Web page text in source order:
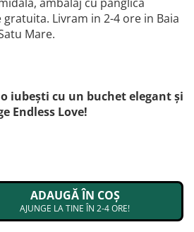
Livram in 2-4 ore in Baia
Mare.
iubești cu un buchet elegant și
Endless Love!
ADAUGĂ ÎN COȘ
AJUNGE LA TINE ÎN 2-4 ORE!